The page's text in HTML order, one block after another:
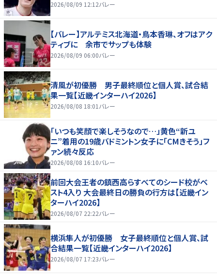
2026/08/09 12:12バレー
【バレー】アルテミス北海道・鳥本香琳、オフはアク
ティブに 余市でサップも体験
2026/08/09 06:00バレー
清風が初優勝 男子最終順位と個人賞、試合結
果一覧【近畿インターハイ2026】
2026/08/08 18:01 バレー
「いつも笑顔で楽しそうなので…」黄色“新ユ
ニ”着用の19歳バドミントン女子に「CMきそう」フ
ァン続々反応
2026/08/08 16:10バレー
前回大会王者の鎮西高らすべてのシード校がベ
スト4入り 大会最終日の勝負の行方は【近畿イン
ターハイ2026】
2026/08/07 22:22バレー
横浜隼人が初優勝 女子最終順位と個人賞、試
合結果一覧【近畿インターハイ2026】
2026/08/07 17:23バレー